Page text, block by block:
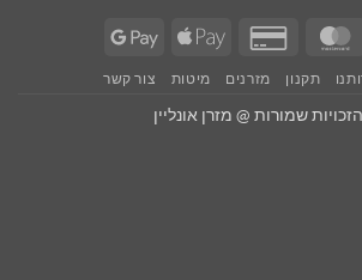
MasterCard
Credit
2
Apple
Google
תקנון מזרנים מיטות צור קשר
שמורות @ מזרן אונליין